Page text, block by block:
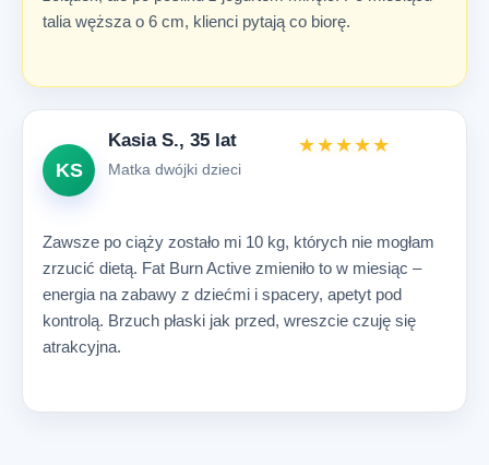
talia węższa o 6 cm, klienci pytają co biorę.
KS
Kasia S., 35 lat
Matka dwójki dzieci
★★★★★
Zawsze po ciąży zostało mi 10 kg, których nie mogłam
zrzucić dietą. Fat Burn Active zmieniło to w miesiąc –
energia na zabawy z dziećmi i spacery, apetyt pod
kontrolą. Brzuch płaski jak przed, wreszcie czuję się
atrakcyjna.